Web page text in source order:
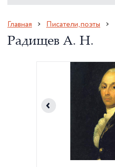
Главная Писатели, поэты
Радищев А. Н.